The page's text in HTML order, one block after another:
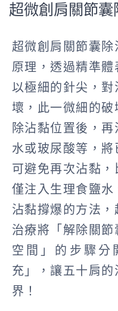
超微創肩關節
超微創肩關節囊
原理，透過精準體
以極細的針尖，
壞，此一微細的
除沾黏位置後，
水或玻尿酸等，將
可避免再次沾黏
僅注入生理食鹽
沾黏撐爆的方法
治療將「解除關
空間」的步驟分
充」，讓五十肩
界！